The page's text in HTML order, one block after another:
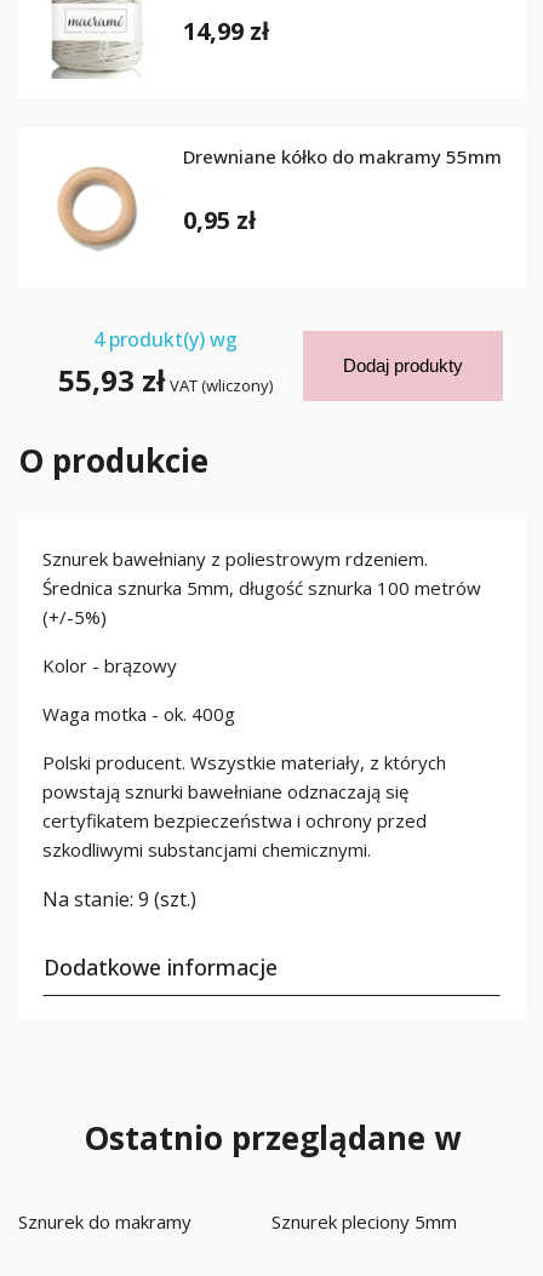
14,99 zł
Drewniane kółko do makramy 55mm
0,95 zł
4produkt(y) wg
55,93 zł VAT (wliczony)
Dodaj produkty
O produkcie
Sznurek bawełniany z poliestrowym rdzeniem.
Średnica sznurka 5mm, długość sznurka 100 metrów
(+/-5%)
Kolor - brązowy
Waga motka - ok. 400g
Polski producent. Wszystkie materiały, z których
powstają sznurki bawełniane odznaczają się
certyfikatem bezpieczeństwa i ochrony przed
szkodliwymi substancjami chemicznymi.
Na stanie: 9 (szt.)
Dodatkowe informacje
Ostatnio przeglądane w
Sznurek do makramy Sznurek pleciony 5mm